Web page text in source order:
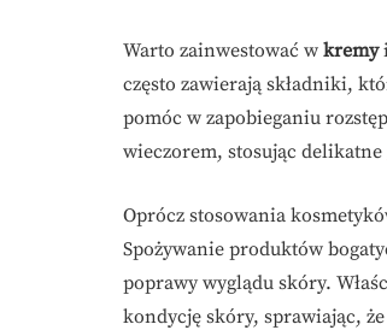
Warto zainwestować w kremy
często zawierają składniki,
pomóc w zapobieganiu
wieczorem, stosując delikatne
Oprócz stosowania
Spożywanie produktów
poprawy wyglądu skóry.
kondycję skóry, sprawiając,